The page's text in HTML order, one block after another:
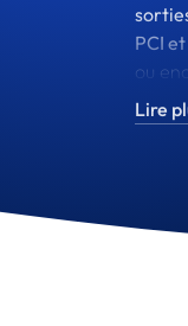
PCI
ou
Lire